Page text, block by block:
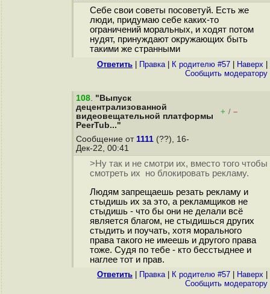
Себе свои советы посоветуй. Есть же
люди, придумаю себе каких-то
ограничений моральных, и ходят потом
нудят, принуждают окружающих быть
такими же странными
Ответить Правка| К родителю #57 Наверх
Cообщить модератору
108. "Выпуск
децентрализованной
видеовещательной платформы
PeerTub..."
+ / –
Сообщение от 1111 (??), 16-
Дек-22, 00:41
>Ну так и не смотри их, вместо того чтобы
смотреть их но блокировать рекламу.
Людям запрещаешь резать рекламу и
стыдишь их за это, а рекламщиков не
стыдишь - что бы они не делали всё
является благом, не стыдишься других
стыдить и поучать, хотя морального
права такого не имеешь и другого права
тоже. Судя по тебе - кто бесстыднее и
наглее тот и прав.
Ответить Правка| К родителю #57 Наверх
Cообщить модератору